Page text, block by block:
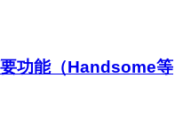
功能（Handsome等